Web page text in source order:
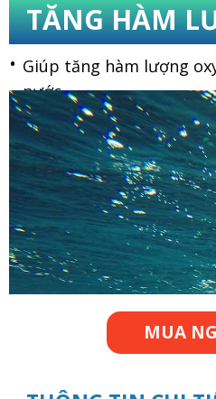
TĂNG HÀM
Giúp tăng hàm lượng
nước
MUA